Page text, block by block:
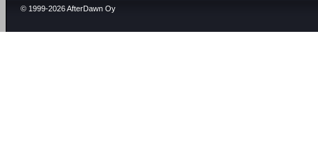
© 1999-2026 AfterDawn Oy